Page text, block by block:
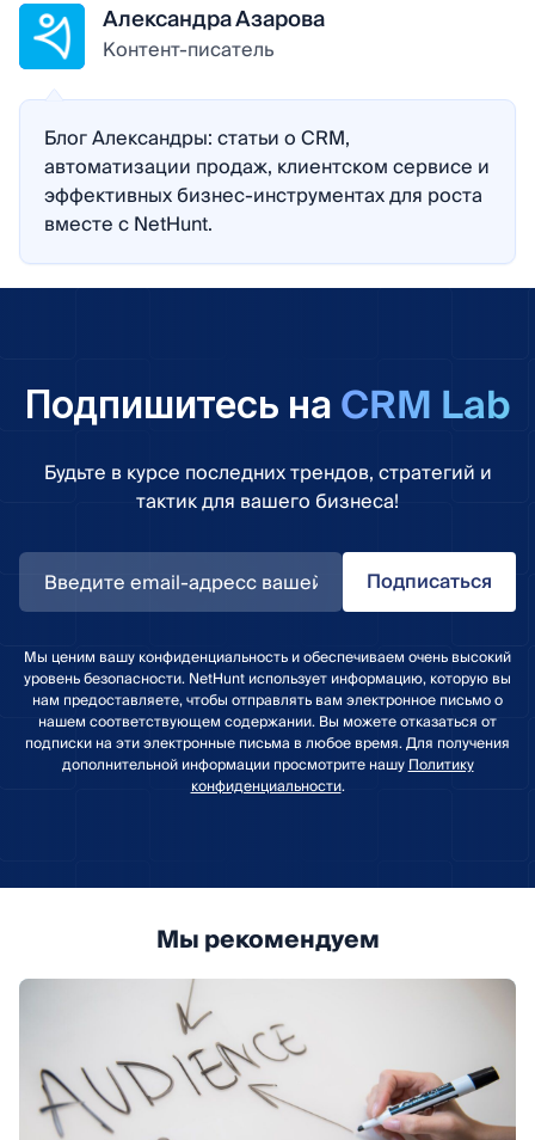
Александра Азарова
Контент-писатель
Блог Александры: статьи о CRM,
автоматизации продаж, клиентском сервисе и
эффективных бизнес-инструментах для роста
вместе с NetHunt.
Подпишитесь на CRM Lab
Будьте в курсе последних трендов, стратегий и
тактик для вашего бизнеса!
Подписаться
Мы ценим вашу конфиденциальность и обеспечиваем очень высокий
уровень безопасности. NetHunt использует информацию, которую вы
нам предоставляете, чтобы отправлять вам электронное письмо о
нашем соответствующем содержании. Вы можете отказаться от
подписки на эти электронные письма в любое время. Для получения
дополнительной информации просмотрите нашуПолитику
конфиденциальности.
Мы рекомендуем